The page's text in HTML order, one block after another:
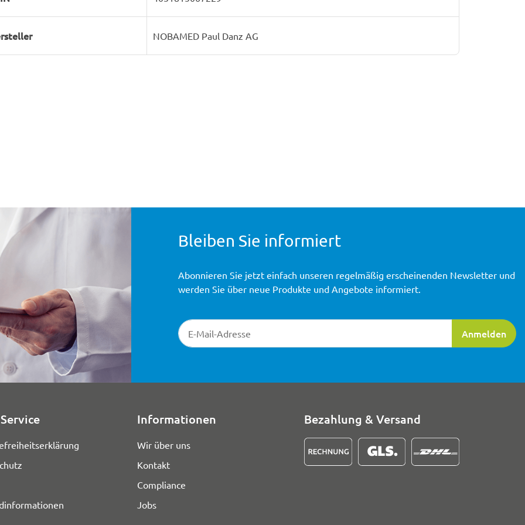
NOBAMED Paul Danz AG
Bleiben Sie informiert
Newsletter-Registrierung
Anmelden
Abonnieren Sie jetzt einfach unseren regelmäßig erscheinenden Newsletter und
werden Sie über neue Produkte und Angebote informiert.
Informationen
Wir über uns
Kontakt
Compliance
Jobs
Bezahlung & Versand